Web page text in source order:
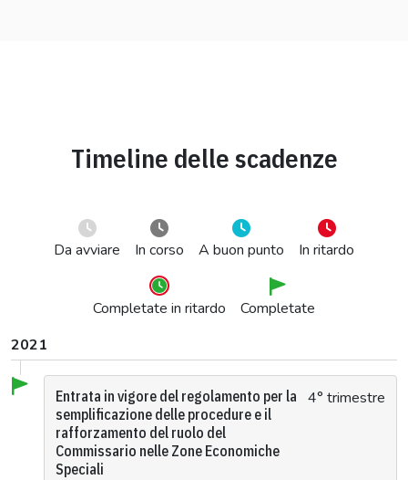
Timeline delle scadenze
Da avviare In corso A buon punto In ritardo
Completate in ritardo
Completate
2021
Entrata in vigore del regolamento per la
semplificazione delle procedure e il
rafforzamento del ruolo del
Commissario nelle Zone Economiche
Speciali
4° trimestre